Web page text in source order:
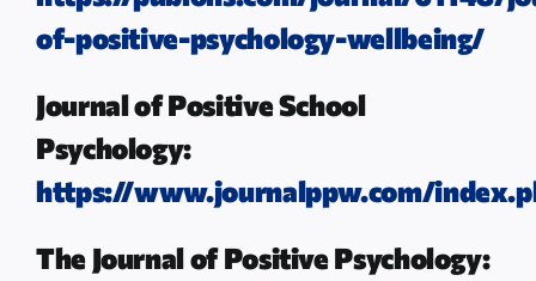
of-positive-psychology-wellbeing/
Journal of Positive School
Psychology:
https://www.journalppw.com/
The Journal of Positive Psychology: